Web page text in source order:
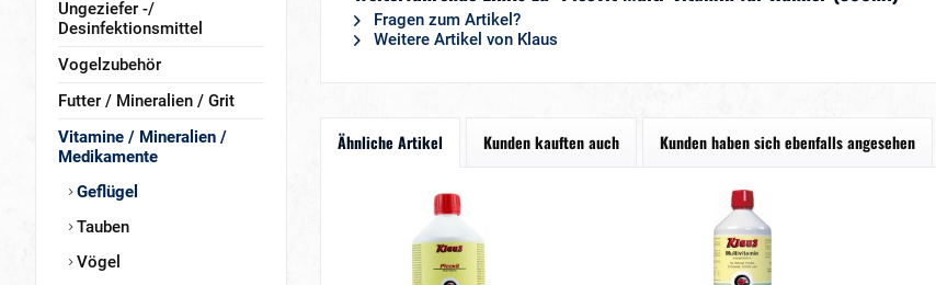
Ungeziefer -/
Desinfektionsmittel
Vogelzubehör
Futter / Mineralien / Grit
Vitamine / Mineralien /
Medikamente
Geflügel
Tauben
Vögel
Fragen zum Artikel?
Weitere Artikel von Klaus
Ähnliche Artikel Kunden kauften auch Kunden haben sich ebenfalls angesehen